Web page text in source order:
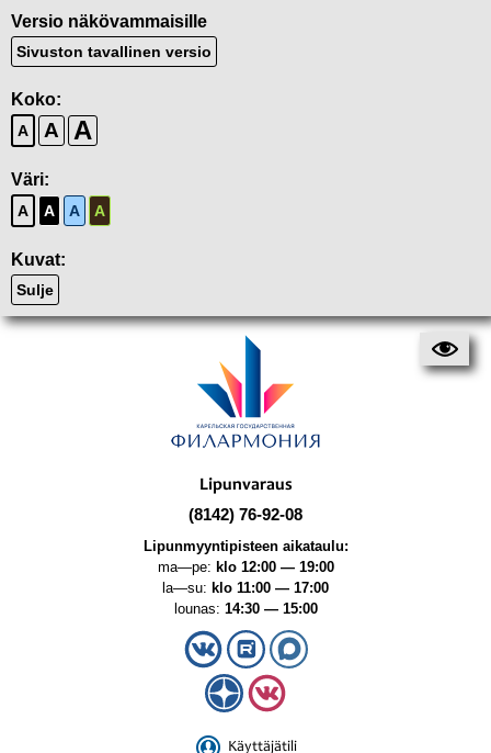
Versio näkövammaisille
Sivuston tavallinen versio
Koko:
A A A
Väri:
A A A A
Kuvat:
Sulje
Lipunvaraus
(8142) 76-92-08
Lipunmyyntipisteen aikataulu:
ma—pe: klo 12:00 — 19:00
la—su: klo 11:00 — 17:00
lounas: 14:30 — 15:00
Käyttäjätili